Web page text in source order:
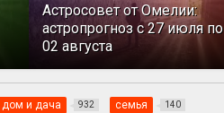
Астросовет от Омелии:
астропрогноз с 27 июля по
02 августа
дом и дача 932 семья 140